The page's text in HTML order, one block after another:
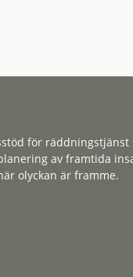
för räddningstjänst
av framtida
olyckan är framme.